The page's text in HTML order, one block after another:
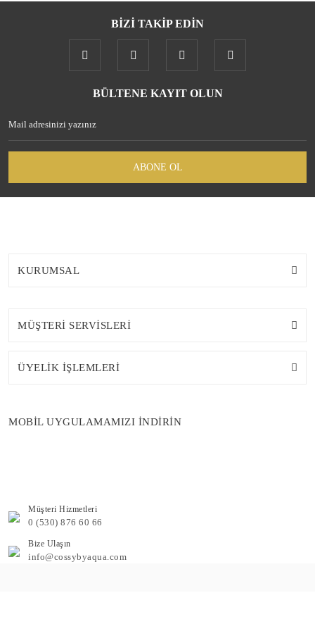
Gönder
BİZİ TAKİP EDİN
BÜLTENE KAYIT OLUN
ABONE OL
KURUMSAL
MÜŞTERİ SERVİSLERİ
ÜYELİK İŞLEMLERİ
MOBİL UYGULAMAMIZI İNDİRİN
Müşteri Hizmetleri
0 (530) 876 60 66
Bize Ulaşın
info@cossybyaqua.com